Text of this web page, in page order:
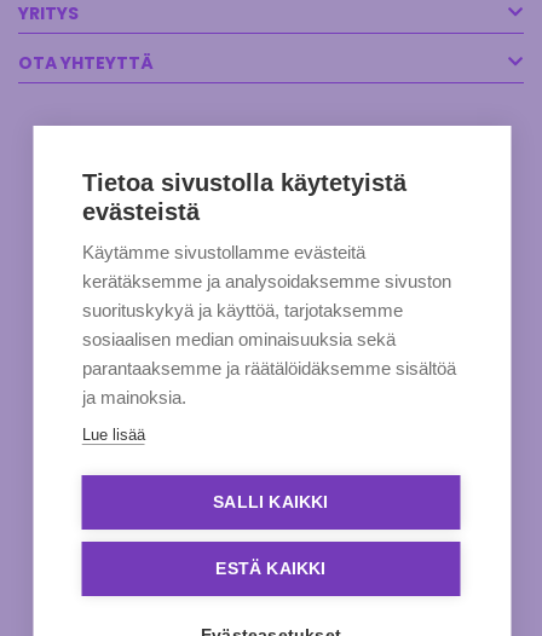
YRITYS
OTA YHTEYTTÄ
Tietoa sivustolla käytetyistä
evästeistä
Käytämme sivustollamme evästeitä
kerätäksemme ja analysoidaksemme sivuston
suorituskykyä ja käyttöä, tarjotaksemme
sosiaalisen median ominaisuuksia sekä
parantaaksemme ja räätälöidäksemme sisältöä
ja mainoksia.
Lue lisää
SALLI KAIKKI
ESTÄ KAIKKI